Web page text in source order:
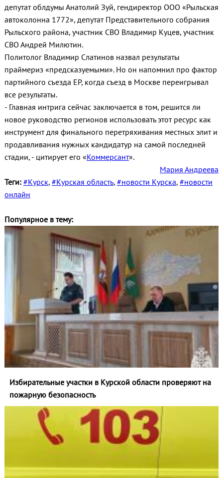
депутат облдумы Анатолий Зуй, гендиректор ООО «Рыльская
автоколонна 1772», депутат Представительного собрания
Рыльского района, участник СВО Владимир Куцев, участник
СВО Андрей Милютин.
Политолог Владимир Слатинов назвал результаты
праймериз «предсказуемыми». Но он напомнил про фактор
партийного съезда ЕР, когда съезд в Москве переигрывал
все результаты.
- Главная интрига сейчас заключается в том, решится ли
новое руководство регионов использовать этот ресурс как
инструмент для финального перетряхивания местных элит и
продавливания нужных кандидатур на самой последней
стадии, - цитирует его «Коммерсант».
Мария Андреева
Теги: #Курск, #Курская область, #новости Курска, #новости
онлайн
Популярное в тему:
Избирательные участки в Курской области проверяют на
пожарную безопасность